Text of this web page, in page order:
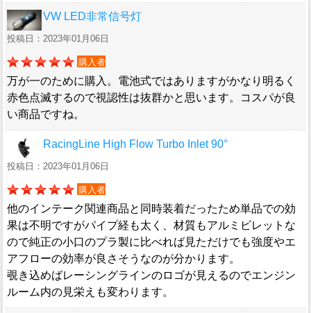
VW LED非常信号灯
投稿日：2023年01月06日
購入者
万が一のために購入。電池式ではありますがかなり明るく
赤色点滅するので視認性は抜群かと思います。コスパが良
い商品ですね。
RacingLine High Flow Turbo Inlet 90°
投稿日：2023年01月06日
購入者
他のインテーク関連商品と同時装着だったため単品での効
果は不明ですがパイプ経も太く、材質もアルミビレットな
ので純正の小口のプラ製に比べれば見ただけでも強度やエ
アフローの効率が良さそうなのが分かります。
覗き込めばレーシングラインのロゴが見えるのでエンジン
ルーム内の見栄えも変わります。